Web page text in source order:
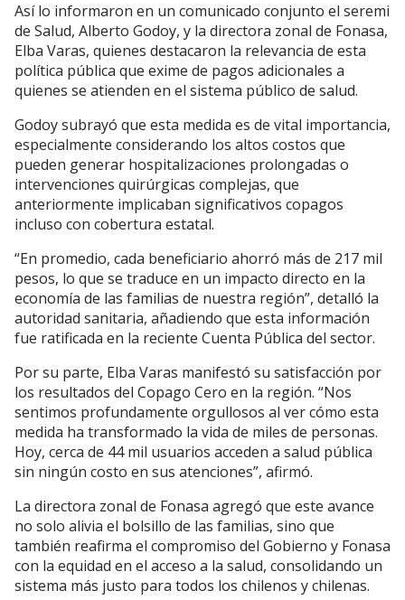
Así lo informaron en un comunicado conjunto el seremi
de Salud, Alberto Godoy, y la directora zonal de Fonasa,
Elba Varas, quienes destacaron la relevancia de esta
política pública que exime de pagos adicionales a
quienes se atienden en el sistema público de salud.
Godoy subrayó que esta medida es de vital importancia,
especialmente considerando los altos costos que
pueden generar hospitalizaciones prolongadas o
intervenciones quirúrgicas complejas, que
anteriormente implicaban significativos copagos
incluso con cobertura estatal.
“En promedio, cada beneficiario ahorró más de 217 mil
pesos, lo que se traduce en un impacto directo en la
economía de las familias de nuestra región”, detalló la
autoridad sanitaria, añadiendo que esta información
fue ratificada en la reciente Cuenta Pública del sector.
Por su parte, Elba Varas manifestó su satisfacción por
los resultados del Copago Cero en la región. “Nos
sentimos profundamente orgullosos al ver cómo esta
medida ha transformado la vida de miles de personas.
Hoy, cerca de 44 mil usuarios acceden a salud pública
sin ningún costo en sus atenciones”, afirmó.
La directora zonal de Fonasa agregó que este avance
no solo alivia el bolsillo de las familias, sino que
también reafirma el compromiso del Gobierno y Fonasa
con la equidad en el acceso a la salud, consolidando un
sistema más justo para todos los chilenos y chilenas.